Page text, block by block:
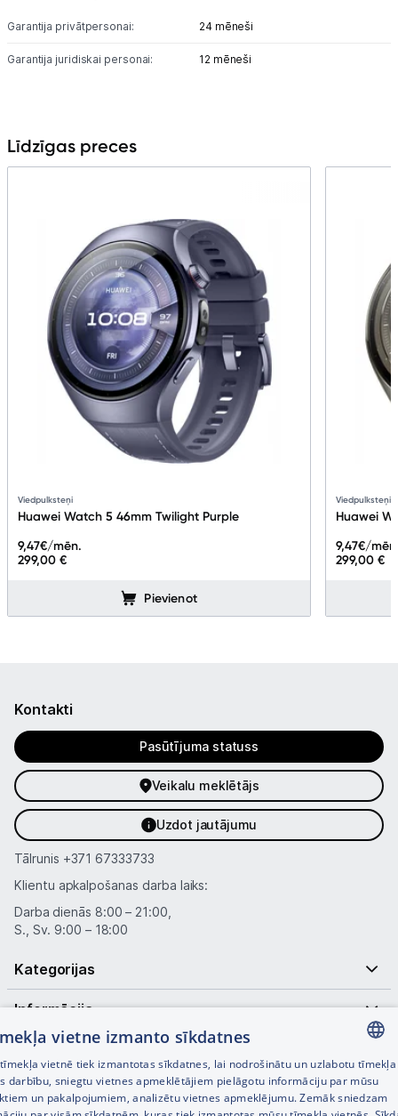
Garantija privātpersonai: 24 mēneši
Garantija juridiskai personai: 12 mēneši
Līdzīgas preces
Viedpulksteņi
Huawei Watch 5 46mm Twilight Purple
299,00 €
9,47€/mēn.
Pievienot
Viedpulksteņi
Huawei
299,00 €
9,47€/
Kontakti
Pasūtījuma statuss
Veikalu meklētājs
Uzdot jautājumu
Tālrunis +371 67333733
Klientu apkalpošanas darba laiks:
Darba dienās 8:00 – 21:00,
S., Sv. 9:00 – 18:00
Kategorijas
Informācija
Noderīgas saites
LATVIAN
RUSSIAN
vietne izmanto sīkdatnes
vietnē tiek izmantotas sīkdatnes, lai nodrošinātu un uzlabotu tīmekļa
darbību, sniegtu vietnes apmeklētājiem pielāgotu informāciju par mūsu
un pakalpojumiem, analizētu vietnes apmeklējumu. Zemāk sniedzam